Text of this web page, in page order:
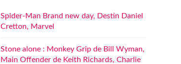
Spider-Man Brand new day, Destin Daniel
Cretton, Marvel
Stone alone : Monkey Grip de Bill Wyman,
Main Offender de Keith Richards, Charlie